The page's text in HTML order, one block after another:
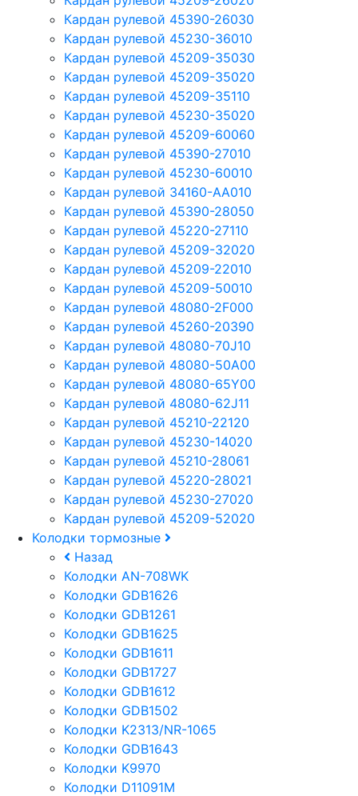
Кардан рулевой 45390-26030
Кардан рулевой 45230-36010
Кардан рулевой 45209-35030
Кардан рулевой 45209-35020
Кардан рулевой 45209-35110
Кардан рулевой 45230-35020
Кардан рулевой 45209-60060
Кардан рулевой 45390-27010
Кардан рулевой 45230-60010
Кардан рулевой 34160-AA010
Кардан рулевой 45390-28050
Кардан рулевой 45220-27110
Кардан рулевой 45209-32020
Кардан рулевой 45209-22010
Кардан рулевой 45209-50010
Кардан рулевой 48080-2F000
Кардан рулевой 45260-20390
Кардан рулевой 48080-70J10
Кардан рулевой 48080-50A00
Кардан рулевой 48080-65Y00
Кардан рулевой 48080-62J11
Кардан рулевой 45210-22120
Кардан рулевой 45230-14020
Кардан рулевой 45210-28061
Кардан рулевой 45220-28021
Кардан рулевой 45230-27020
Кардан рулевой 45209-52020
Колодки тормозные
Назад
Колодки AN-708WK
Колодки GDB1626
Колодки GDB1261
Колодки GDB1625
Колодки GDB1611
Колодки GDB1727
Колодки GDB1612
Колодки GDB1502
Колодки K2313/NR-1065
Колодки GDB1643
Колодки K9970
Колодки D11091M